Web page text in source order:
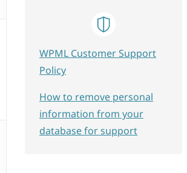
WPML Customer Support
Policy
How to remove personal
information from your
database for support